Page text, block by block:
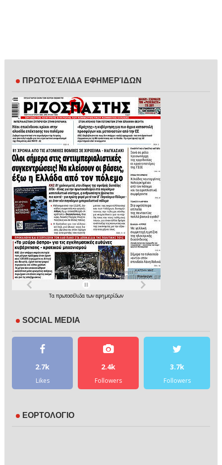
ΠΡΩΤΟΣΈΛΙΔΑ ΕΦΗΜΕΡΊΔΩΝ
Τα πρωτοσέλιδατων εφημερίδων
SOCIAL MEDIA
2.7k
Likes
2.4k
Followers
3.7k
Followers
ΕΟΡΤΟΛΟΓΙΟ